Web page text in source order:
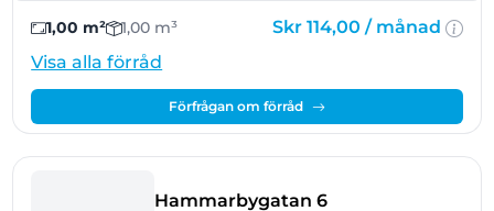
1,00 m² 1,00 m³ Skr 114,00 / månad
Visa alla förråd
Förfrågan om förråd
Hammarbygatan 6- Västerås